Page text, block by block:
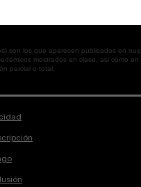
son los que aparecen publicados en
mostrados en clase, así como
parcial o total.